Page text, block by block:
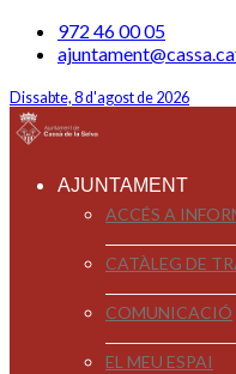
972 46 00 05
Dissabte, 8 d'agost de 2026
AJUNTAMENT
ACCÉS A
CATÀLEG DE
COMUNICACIÓ
EL MEU ESPAI